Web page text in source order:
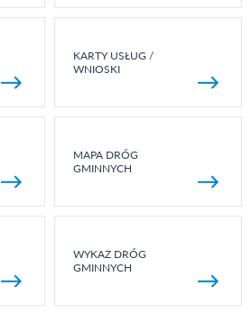
KARTY USŁUG /
WNIOSKI
MAPA DRÓG
GMINNYCH
WYKAZ DRÓG
GMINNYCH